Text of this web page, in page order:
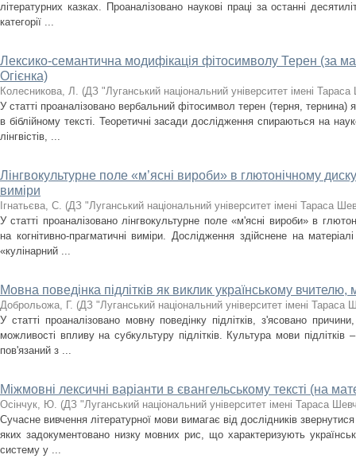
літературних казках. Проаналізовано наукові праці за останні
категорії ...
Лексико-семантична модифікація фітосимволу Терен (за
Огієнка)
Колесникова, Л. (ДЗ "Луганський національний університет імені
У статті проаналізовано вербальний фітосимвол терен (терня, тернина)
в біблійному тексті. Теоретичні засади дослідження спираються на
лінгвістів, ...
Лінгвокультурне поле «м’ясні вироби» в глютонічному
виміри
Ігнатьєва, С. (ДЗ "Луганський національний університет імені Тараса
У статті проаналізовано лінгвокультурне поле «м'ясні вироби» в
на когнітивно-прагматичні виміри. Дослідження здійснене на
«кулінарний ...
Мовна поведінка підлітків як виклик українському
Доброльожа, Г. (ДЗ "Луганський національний університет імені Тараса
У статті проаналізовано мовну поведінку підлітків, з'ясовано
можливості впливу на субкультуру підлітків. Культура мови
пов'язаний з ...
Міжмовні лексичні варіанти в євангельському тексті (на
Осінчук, Ю. (ДЗ "Луганський національний університет імені Тараса
Сучасне вивчення літературної мови вимагає від дослідників
яких задокументовано низку мовних рис, що характеризують
систему у ...